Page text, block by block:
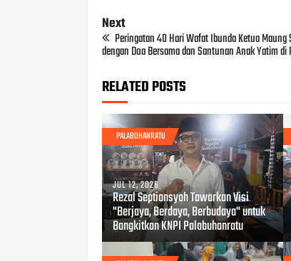
Next
Peringatan 40 Hari Wafat Ibunda Ketua Maung
dengan Doa Bersama dan Santunan Anak Yatim
RELATED POSTS
PALABUHANRATU
JUL 12, 2026
Rezal Septiansyah Tawarkan Visi
"Berjaya, Berdaya, Berbudaya" untuk
Bangkitkan KNPI Palabuhanratu